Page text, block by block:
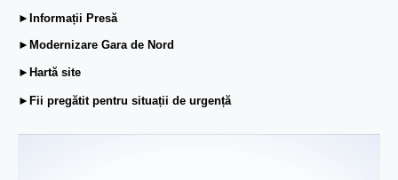
►Informații Presă
►Modernizare Gara de Nord
►Hartă site
►Fii pregătit pentru situații de urgență